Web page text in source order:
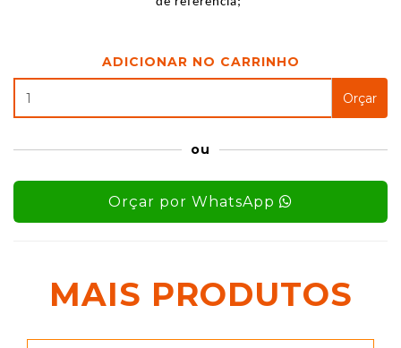
ADICIONAR NO CARRINHO
Orçar
ou
Orçar por WhatsApp
MAIS PRODUTOS